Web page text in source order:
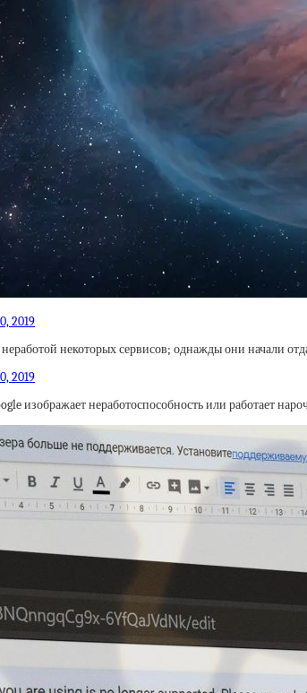
2019
некоторых сервисов; однажды они начали
2019
изображает неработоспособность или работает